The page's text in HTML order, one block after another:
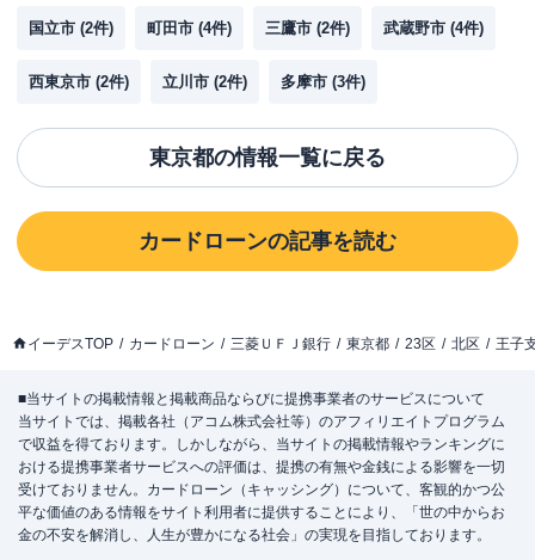
国立市 (2件) 町田市 (4件) 三鷹市 (2件) 武蔵野市 (4件)
西東京市 (2件) 立川市 (2件) 多摩市 (3件)
東京都の情報一覧に戻る
カードローンの記事を読む
イーデスTOP カードローン 三菱ＵＦＪ銀行 東京都 23区 北区 王子
■当サイトの掲載情報と掲載商品ならびに提携事業者のサービスについて
当サイトでは、掲載各社（アコム株式会社等）のアフィリエイトプログラム
で収益を得ております。しかしながら、当サイトの掲載情報やランキングに
おける提携事業者サービスへの評価は、提携の有無や金銭による影響を一切
受けておりません。カードローン（キャッシング）について、客観的かつ公
平な価値のある情報をサイト利用者に提供することにより、「世の中からお
金の不安を解消し、人生が豊かになる社会」の実現を目指しております。